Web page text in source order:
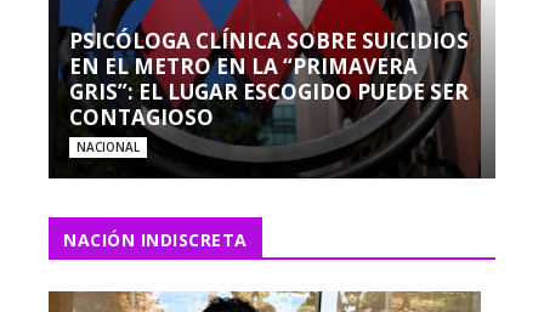
PSICÓLOGA CLÍNICA SOBRE SUICIDIOS
EN EL METRO EN LA “PRIMAVERA
GRIS”: EL LUGAR ESCOGIDO PUEDE SER
CONTAGIOSO
NACIONAL
NACIÓN INDISCRETA